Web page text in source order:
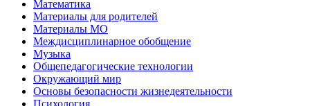
Математика
Материалы для родителей
Материалы МО
Междисциплинарное обобщение
Музыка
Общепедагогические технологии
Окружающий мир
Основы безопасности жизнедеятельности
Психология